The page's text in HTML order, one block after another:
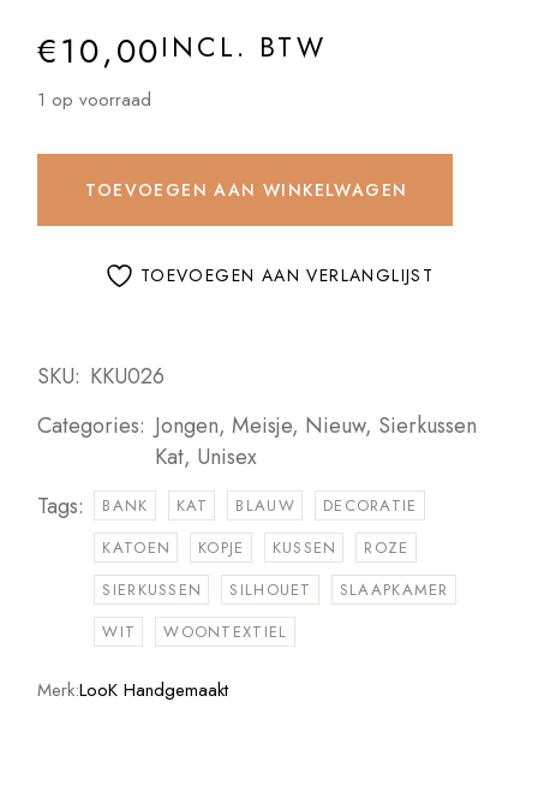
€10,00INCL. BTW
1 op voorraad
TOEVOEGEN AAN WINKELWAGEN
TOEVOEGEN AAN VERLANGLIJST
SKU: KKU026
Categories: Jongen,Meisje, Nieuw, Sierkussen
Kat, Unisex
Tags:
BANK KAT BLAUW
DECORATIE
KATOEN
KOPJE KUSSEN
ROZE
SIERKUSSEN
SILHOUET
SLAAPKAMER
WIT
WOONTEXTIEL
Merk:LooK Handgemaakt